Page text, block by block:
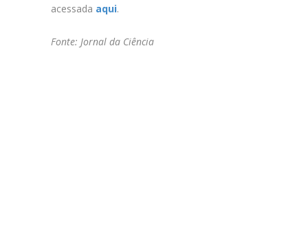
acessada aqui.
Fonte: Jornal da Ciência